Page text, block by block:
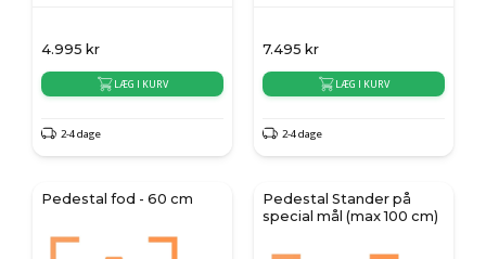
4.995 kr
LÆG I KURV
2-4 dage
7.495 kr
LÆG I KURV
2-4 dage
Pedestal fod - 60 cm
Pedestal Stander på
special mål (max 100 cm)